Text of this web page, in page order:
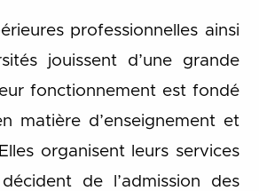
professionnelles ainsi
jouissent d’une grande
fonctionnement est fondé
matière d’enseignement et
organisent leurs services
de l’admission des